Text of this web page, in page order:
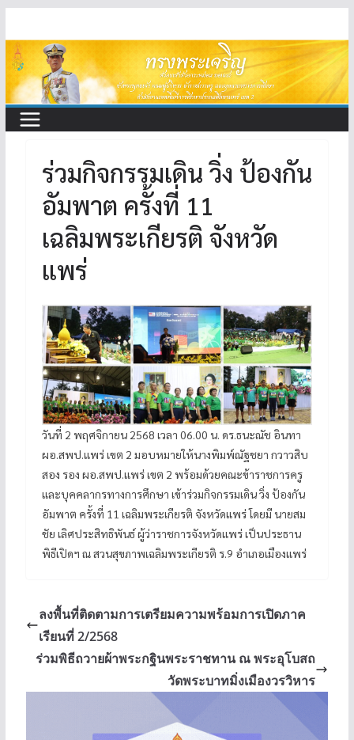
to
content
ร่วมกิจกรรมเดิน วิ่ง ป้องกัน
อัมพาต ครั้งที่ 11
เฉลิมพระเกียรติ จังหวัด
แพร่
วันที่ 2 พฤศจิกายน 2568 เวลา 06.00 น. ดร.ธนะณัช อินทา
ผอ.สพป.แพร่ เขต 2 มอบหมายให้นางพิมพ์ณัฐชยา กวาวสิบ
สอง รอง ผอ.สพป.แพร่ เขต 2 พร้อมด้วยคณะข้าราชการครู
และบุคคลากรทางการศึกษา เข้าร่วมกิจกรรมเดิน วิ่ง ป้องกัน
อัมพาต ครั้งที่ 11 เฉลิมพระเกียรติ จังหวัดแพร่ โดยมี นายสม
ชัย เลิศประสิทธิพันธ์ ผู้ว่าราชการจังหวัดแพร่ เป็นประธาน
พิธีเปิดฯ ณ สวนสุขภาพเฉลิมพระเกียรติ ร.9 อำเภอเมืองแพร่
ลงพื้นที่ติดตามการเตรียมความพร้อมการเปิดภาค
เรียนที่ 2/2568
ร่วมพิธีถวายผ้าพระกฐินพระราชทาน ณ พระอุโบสถ
วัดพระบาทมิ่งเมืองวรวิหาร